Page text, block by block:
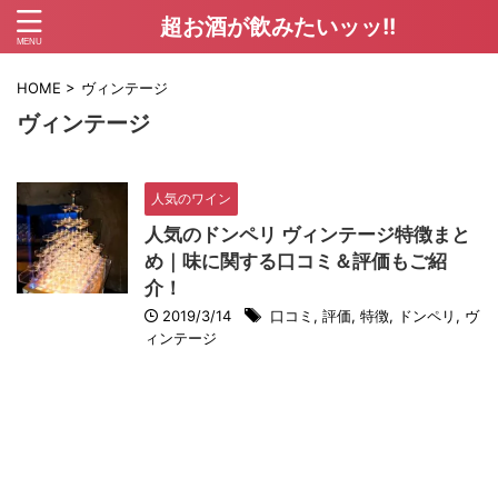
超お酒が飲みたいッッ!!
HOME > ヴィンテージ
ヴィンテージ
人気のワイン
人気のドンペリ ヴィンテージ特徴まと
め｜味に関する口コミ＆評価もご紹
介！
2019/3/14 口コミ , 評価, 特徴, ドンペリ , ヴ
ィンテージ